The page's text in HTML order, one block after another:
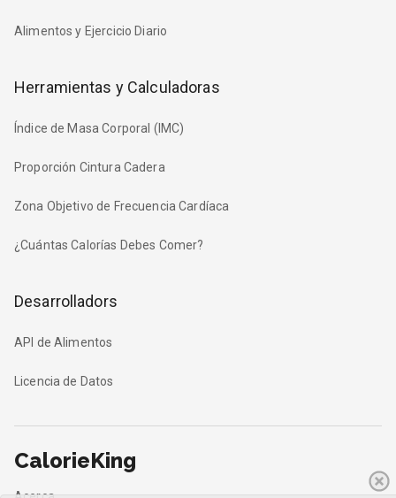
Alimentos y Ejercicio Diario
Herramientas y Calculadoras
Índice de Masa Corporal (IMC)
Proporción Cintura Cadera
Zona Objetivo de Frecuencia Cardíaca
¿Cuántas Calorías Debes Comer?
Desarrolladors
API de Alimentos
Licencia de Datos
CalorieKing